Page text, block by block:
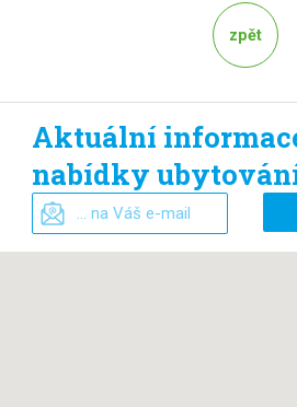
zpět
Aktuální
nabídky